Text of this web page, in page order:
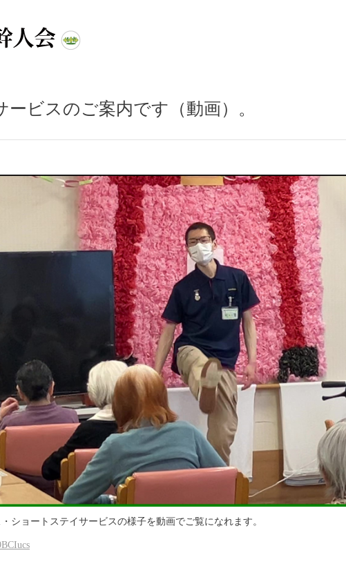
ービスのご案内です（動画）。
ショートステイサービスの様子を動画でご覧になれます。